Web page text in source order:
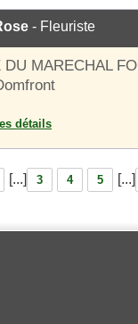
- Fleuriste
DU MARECHAL
détails
[...] 3 4 5 [...]